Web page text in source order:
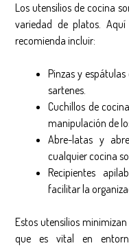
Los utensilios de cocina
variedad de platos.
recomienda incluir:
Pinzas y
sartenes.
Cuchillos de
manipulación de
Abre-latas y
cualquier cocina
Recipientes
facilitar la
Estos utensilios
que es vital en